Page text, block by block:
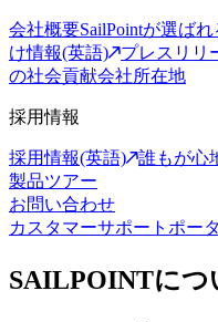
会社概要SailPointが選ば
け情報(英語)
プレスリリ
の社会貢献会社所在地
採用情報
採用情報(英語)
誰もが心
製品ツアー
お問い合わせ
カスタマーサポートポー
SAILPOINTにつ